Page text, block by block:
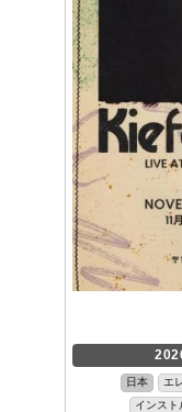
日本 エ
インスト